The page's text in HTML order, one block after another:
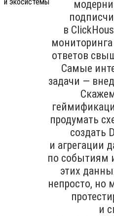
в
ответов
Самые
задачи —
продумать
создать
и агрегации
по событиям
этих
непросто,
и